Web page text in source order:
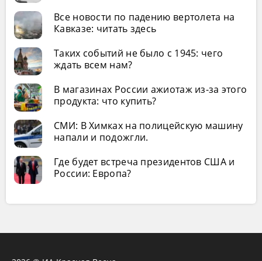
Все новости по падению вертолета на
Кавказе: читать здесь
Таких событий не было с 1945: чего
ждать всем нам?
В магазинах России ажиотаж из-за этого
продукта: что купить?
СМИ: В Химках на полицейскую машину
напали и подожгли.
Где будет встреча президентов США и
России: Европа?